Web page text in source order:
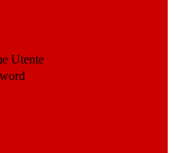
Utente